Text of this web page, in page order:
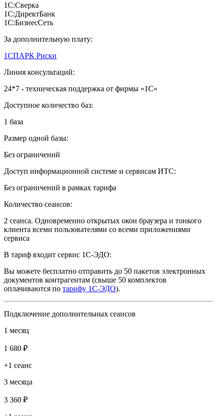
1С:Сверка
1С:ДиректБанк
1С:БизнесСеть
За дополнительную плату:
1СПАРК Риски
Линия консультаций:
24*7 - техническая поддержка от фирмы «1С»
Доступное количество баз:
1 база
Размер одной базы:
Без ограничений
Доступ информационной системе и сервисам ИТС:
Без ограничений в рамках тарифа
Количество сеансов:
2 сеанса. Одновременно открытых окон браузера и тонкого
клиента всеми пользователями со всеми приложениями
сервиса
В тариф входит сервис 1С-ЭДО:
Вы можете бесплатно отправить до 50 пакетов электронных
документов контрагентам (свыше 50 комплектов
оплачиваются по тарифу 1С-ЭДО).
Подключение дополнительных сеансов
1 месяц
1 680 ₽
+1 сеанс
3 месяца
3 360 ₽